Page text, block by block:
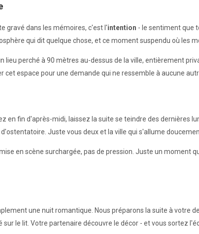
gravé dans les mémoires, c'est l'intention - le sentiment que
qui dit quelque chose, et ce moment suspendu où les
lieu perché à 90 mètres au-dessus de la ville, entièrement
espace pour une demande qui ne ressemble à aucune
en fin d'après-midi, laissez la suite se teindre des dernières
Juste vous deux et la ville qui s'allume
en scène surchargée, pas de pression. Juste un moment
une nuit romantique. Nous préparons la suite à votre
le lit. Votre partenaire découvre le décor - et vous sortez